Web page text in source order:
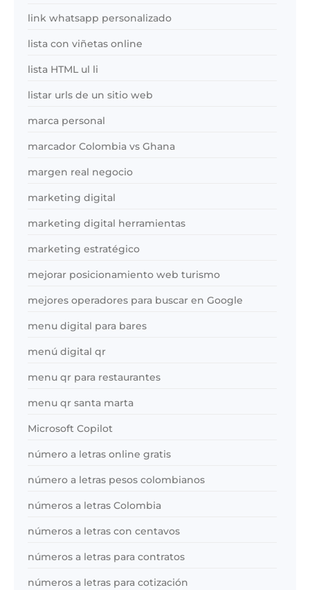
link whatsapp personalizado
lista con viñetas online
lista HTML ul li
listar urls de un sitio web
marca personal
marcador Colombia vs Ghana
margen real negocio
marketing digital
marketing digital herramientas
marketing estratégico
mejorar posicionamiento web turismo
mejores operadores para buscar en Google
menu digital para bares
menú digital qr
menu qr para restaurantes
menu qr santa marta
Microsoft Copilot
número a letras online gratis
número a letras pesos colombianos
números a letras Colombia
números a letras con centavos
números a letras para contratos
números a letras para cotización